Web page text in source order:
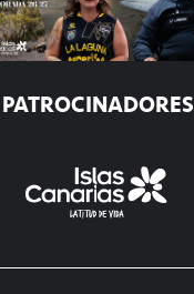
PATROCINADORES